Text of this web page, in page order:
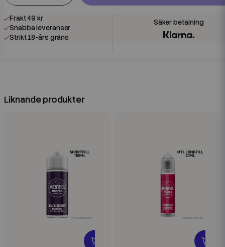
Frakt 49 kr
Snabba leveranser
Strikt 18-års gräns
Liknande produkter